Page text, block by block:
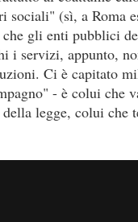
sociali" (sì, a Roma
gli enti pubblici
i servizi, appunto,
Ci è capitato
- è colui che
legge, colui che